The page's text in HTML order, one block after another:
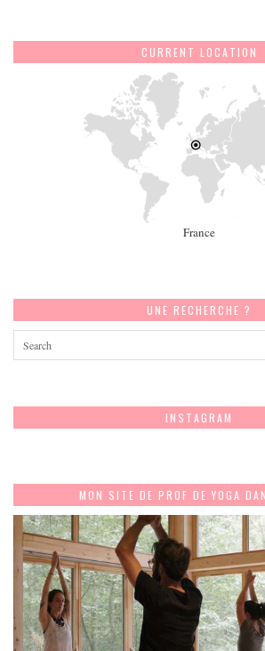
CURRENT LOCATION
France
UNE RECHERCHE ?
INSTAGRAM
MON SITE DE PROF DE YOGA